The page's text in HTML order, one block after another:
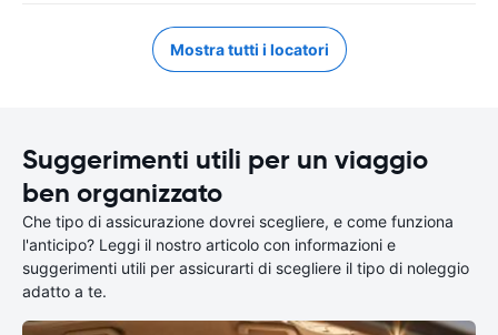
Mostra tutti i locatori
Suggerimenti utili per un viaggio
ben organizzato
Che tipo di assicurazione dovrei scegliere, e come funziona
l'anticipo? Leggi il nostro articolo con informazioni e
suggerimenti utili per assicurarti di scegliere il tipo di noleggio
adatto a te.